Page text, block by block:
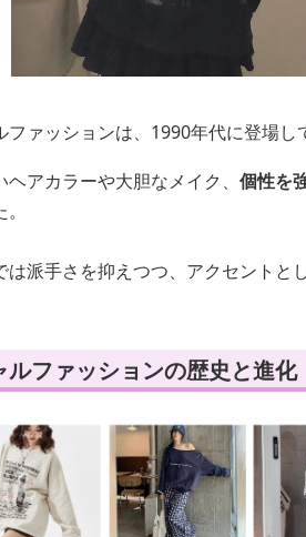
ファッションは、1990年代に登場し
ヘアカラーや大胆なメイク、 個性を
は派手さを抑えつつ、アクセントと
ルファッションの歴史と進化